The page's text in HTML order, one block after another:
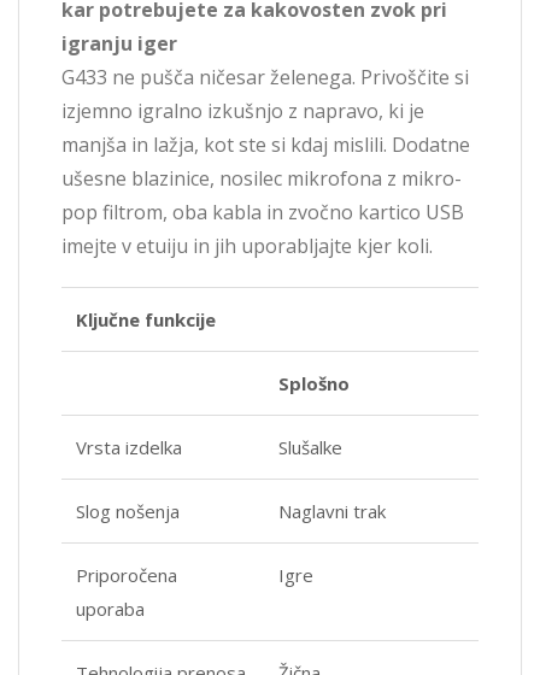
kar potrebujete za kakovosten zvok pri
igranju iger
G433 ne pušča ničesar želenega. Privoščite si
izjemno igralno izkušnjo z napravo, ki je
manjša in lažja, kot ste si kdaj mislili. Dodatne
ušesne blazinice, nosilec mikrofona z mikro-
pop filtrom, oba kabla in zvočno kartico USB
imejte v etuiju in jih uporabljajte kjer koli.
Ključne funkcije
Splošno
Vrsta izdelka Slušalke
Slog nošenja Naglavni trak
Priporočena
uporaba
Igre